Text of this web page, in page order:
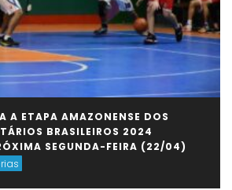
A ETAPA AMAZONENSE DOS
BRASILEIROS 2024
SEGUNDA-FEIRA (22/04)